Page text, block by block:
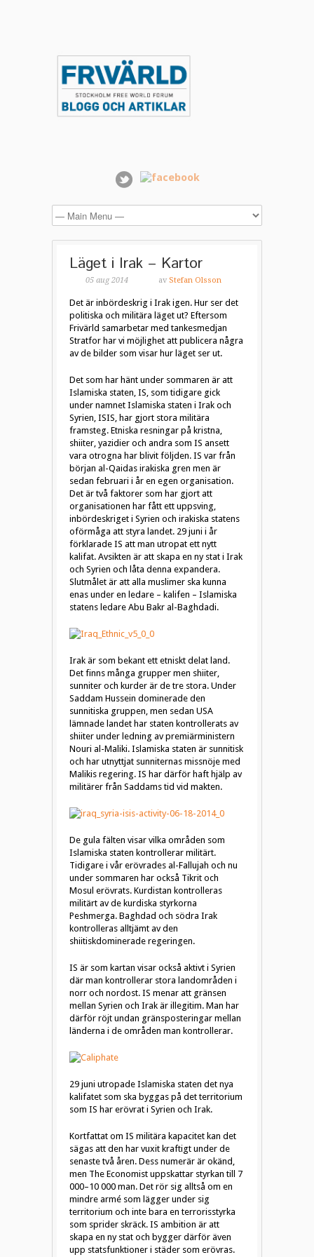
Läget i Irak – Kartor
05 aug 2014 av Stefan Olsson
Det är inbördeskrig i Irak igen. Hur ser det
politiska och militära läget ut? Eftersom
Frivärld samarbetar med tankesmedjan
Stratfor har vi möjlighet att publicera några
av de bilder som visar hur läget ser ut.
Det som har hänt under sommaren är att
Islamiska staten, IS, som tidigare gick
under namnet Islamiska staten i Irak och
Syrien, ISIS, har gjort stora militära
framsteg. Etniska resningar på kristna,
shiiter, yazidier och andra som IS ansett
vara otrogna har blivit följden. IS var från
början al-Qaidas irakiska gren men är
sedan februari i år en egen organisation.
Det är två faktorer som har gjort att
organisationen har fått ett uppsving,
inbördeskriget i Syrien och irakiska statens
oförmåga att styra landet. 29 juni i år
förklarade IS att man utropat ett nytt
kalifat. Avsikten är att skapa en ny stat i Irak
och Syrien och låta denna expandera.
Slutmålet är att alla muslimer ska kunna
enas under en ledare – kalifen – Islamiska
statens ledare Abu Bakr al-Baghdadi.
Irak är som bekant ett etniskt delat land.
Det finns många grupper men shiiter,
sunniter och kurder är de tre stora. Under
Saddam Hussein dominerade den
sunnitiska gruppen, men sedan USA
lämnade landet har staten kontrollerats av
shiiter under ledning av premiärministern
Nouri al-Maliki. Islamiska staten är sunnitisk
och har utnyttjat sunniternas missnöje med
Malikis regering. IS har därför haft hjälp av
militärer från Saddams tid vid makten.
De gula fälten visar vilka områden som
Islamiska staten kontrollerar militärt.
Tidigare i vår erövrades al-Fallujah och nu
under sommaren har också Tikrit och
Mosul erövrats. Kurdistan kontrolleras
militärt av de kurdiska styrkorna
Peshmerga. Baghdad och södra Irak
kontrolleras alltjämt av den
shiitiskdominerade regeringen.
IS är som kartan visar också aktivt i Syrien
där man kontrollerar stora landområden i
norr och nordost. IS menar att gränsen
mellan Syrien och Irak är illegitim. Man har
därför röjt undan gränsposteringar mellan
länderna i de områden man kontrollerar.
29 juni utropade Islamiska staten det nya
kalifatet som ska byggas på det territorium
som IS har erövrat i Syrien och Irak.
Kortfattat om IS militära kapacitet kan det
sägas att den har vuxit kraftigt under de
senaste två åren. Dess numerär är okänd,
men The Economist uppskattar styrkan till 7
000–10 000 man. Det rör sig alltså om en
mindre armé som lägger under sig
territorium och inte bara en terrorisstyrka
som sprider skräck. IS ambition är att
skapa en ny stat och bygger därför även
upp statsfunktioner i städer som erövras.